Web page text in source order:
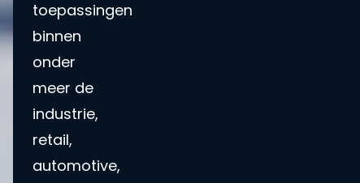
toepassingen
binnen
onder
meer de
industrie,
retail,
automotive,